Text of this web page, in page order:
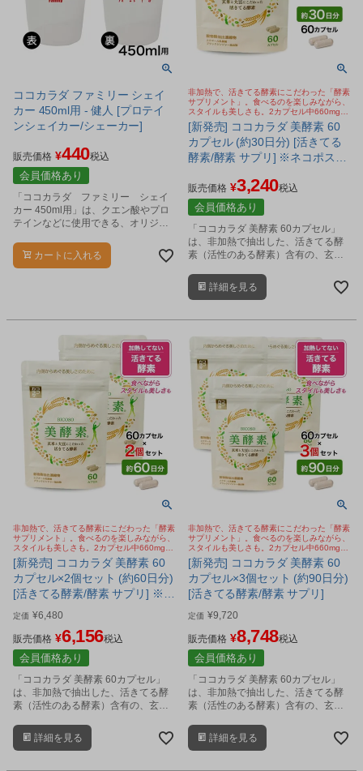
ココカラダ ファミリー シェイ
カー 450ml用 - 健人 [プロテイ
ンシェイカー/シェーカー]
販売価格 ¥440税込
会員価格あり
「ココカラダ ファミリー シェイ
カー 450ml用」は、クエン酸やプロ
テインなどに使用できる、オリジナ
です。
カートに入れる
非加熱で、活きてる酵素にこだわった「酵素
サプリメント」。食べるのを楽しみながら、
スタイルも美しさも。2カプセル中660mgの
活きてる酵素含有の麹酵素。エクオール乳酸
菌、ブラックジンジャーも配合
[新発売] ココカラダ 美酵素 60
カプセル (約30日分) [活きてる
酵素/酵素 サプリ] ※ネコポス対
販売価格 ¥3,240税込
会員価格あり
「ココカラダ 美酵素 60カプセル」
は、非加熱で抽出した、活きてる酵
素（活性のある酵素）含有の、玄米
を2カプセル中660mg配合した、酵
素サプリメントです。
詳細を見る
非加熱で、活きてる酵素にこだわった「酵素
サプリメント」。食べるのを楽しみながら、
スタイルも美しさも。2カプセル中660mgの
活きてる酵素含有の麹酵素。エクオール乳酸
菌、ブラックジンジャーも配合
[新発売] ココカラダ 美酵素 60
カプセル×2個セット (約60日分)
[活きてる酵素/酵素 サプリ] ※ネ
コポス対応商品
定価 ¥6,480
販売価格 ¥6,156税込
会員価格あり
「ココカラダ 美酵素 60カプセル」
は、非加熱で抽出した、活きてる酵
素（活性のある酵素）含有の、玄米
を2カプセル中660mg配合した、酵
素サプリメントです。
詳細を見る
非加熱で、活きてる酵素にこだわった「酵素
サプリメント」。食べるのを楽しみながら、
スタイルも美しさも。2カプセル中660mgの
活きてる酵素含有の麹酵素。エクオール乳酸
菌、ブラックジンジャーも配合
[新発売] ココカラダ 美酵素 60
カプセル×3個セット (約90日分)
[活きてる酵素/酵素 サプリ]
定価 ¥9,720
販売価格 ¥8,748税込
会員価格あり
「ココカラダ 美酵素 60カプセル」
は、非加熱で抽出した、活きてる酵
素（活性のある酵素）含有の、玄米
を2カプセル中660mg配合した、酵
素サプリメントです。
詳細を見る